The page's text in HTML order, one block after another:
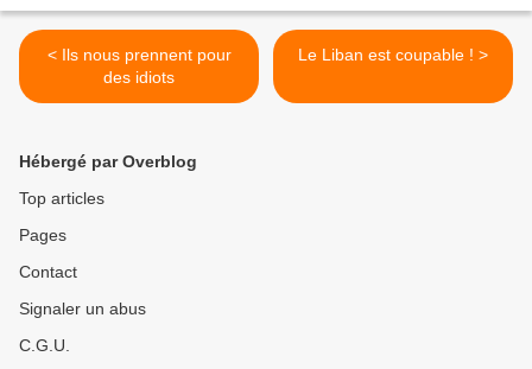
< Ils nous prennent pour
des idiots
Le Liban est coupable ! >
Hébergé par Overblog
Top articles
Pages
Contact
Signaler un abus
C.G.U.